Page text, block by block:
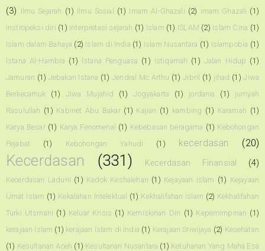
(3) Ilmu Sejarah (1) Ilmu Sosial (1) Imam Al-Ghazali (2) imam Ghazali (1)
Instropeksi diri (1) interpretasi sejarah (1) Islam (1) ISLAM (2) Islam Cina (1)
Islam dalam Bahaya (2) Islam di India (1) Islam Nusantara (1) Islampobia (1)
Istana Al-Hambra (1) Istana Penguasa (1) Istiqamah (1) Jalan Hidup (1)
Jamuran (1) Jebakan Istana (1) Jendral Mc Arthu (1) Jibril (1) jihad (1) Jiwa
Berkecamuk
(1) Jiwa Mujahid (1) Jogyakarta (1) jordania (1)
jurriyah
Rasulullah (1) Kabinet Abu Bakar (1) Kajian (1) kambing (1) Karamah (1)
Karya Besar (1) Karya Fenomenal (1) Kebebasan beragama (1) Kebohongan
Pejabat
(1) Kebohongan Yahudi (1) kecerdasan (20)
Kecerdasan (331) Kecerdasan Finansial (4)
Kecerdasan Laduni (1) Kedok Keshalehan (1) Kejayaan Islam (1) Kejayaan
Umat Islam (1) Kekalahan Intelektual (1) Kekhalifahan Islam (2) Kekhalifahan
Turki Utsmani (1) Keluar Krisis (1) Kemiskinan Diri (1) Kepemimpinan (1)
kerajaan Islam (1) kerajaan Islam di India (1) Kerajaan Sriwijaya (2) Kesehatan
(1) Kesultanan Aceh (1) Kesultanan Nusantara (1) Ketuhanan Yang Maha Esa